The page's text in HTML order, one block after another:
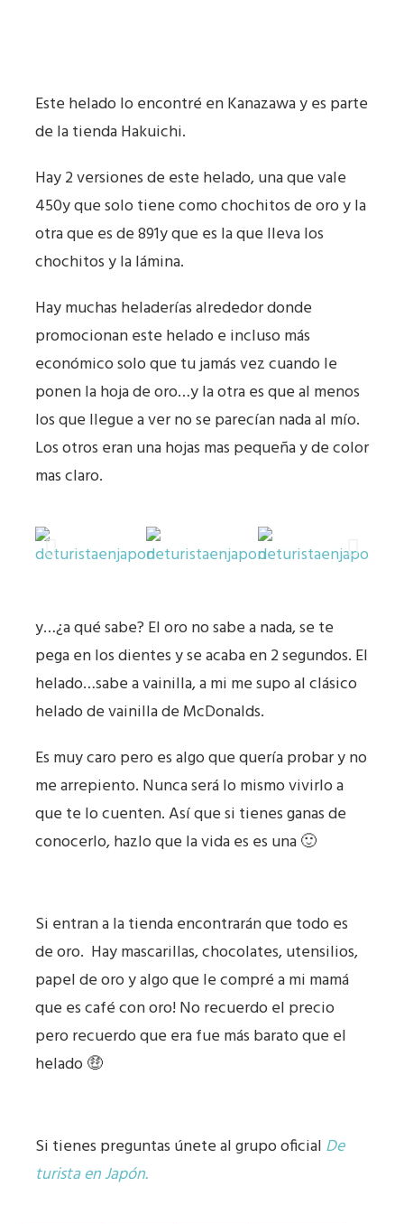
Este helado lo encontré en Kanazawa y es parte
de la tienda Hakuichi.
Hay 2 versiones de este helado, una que vale
450y que solo tiene como chochitos de oro y la
otra que es de 891y que es la que lleva los
chochitos y la lámina.
Hay muchas heladerías alrededor donde
promocionan este helado e incluso más
económico solo que tu jamás vez cuando le
ponen la hoja de oro…y la otra es que al menos
los que llegue a ver no se parecían nada al mío.
Los otros eran una hojas mas pequeña y de color
mas claro.
y…¿a qué sabe? El oro no sabe a nada, se te
pega en los dientes y se acaba en 2 segundos. El
helado…sabe a vainilla, a mi me supo al clásico
helado de vainilla de McDonalds.
Es muy caro pero es algo que quería probar y no
me arrepiento. Nunca será lo mismo vivirlo a
que te lo cuenten. Así que si tienes ganas de
conocerlo, hazlo que la vida es es una 🙂
Si entran a la tienda encontrarán que todo es
de oro. Hay mascarillas, chocolates, utensilios,
papel de oro y algo que le compré a mi mamá
que es café con oro! No recuerdo el precio
pero recuerdo que era fue más barato que el
helado 🤑
Si tienes preguntas únete al grupo oficial De
turista en Japón.